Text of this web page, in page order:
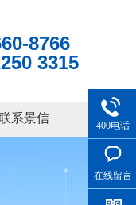
8766
3315
系景信
400电话
在线留言